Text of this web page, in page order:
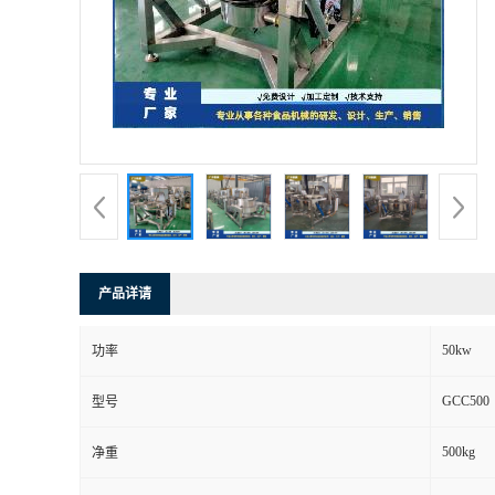
产品详请
功率 50kw
型号 GCC500
净重 500kg